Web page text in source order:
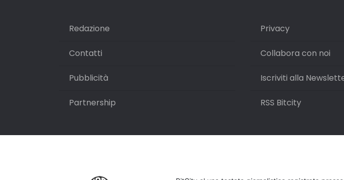
Redazione
Contatti
Pubblicità
Partnership
Privacy
Collabora con noi
Iscriviti alla
RSS Bitcity